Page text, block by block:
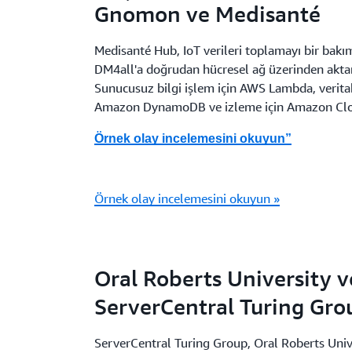
Gnomon ve Medisanté
Medisanté Hub, IoT verileri toplamayı bir
DM4all'a doğrudan hücresel ağ üzerinden
Sunucusuz bilgi işlem için AWS Lambda,
Amazon DynamoDB ve izleme için Amazon
Örnek olay incelemesini okuyun”
Örnek olay incelemesini okuyun »
Oral Roberts University
ServerCentral Turing
ServerCentral Turing Group, Oral Roberts